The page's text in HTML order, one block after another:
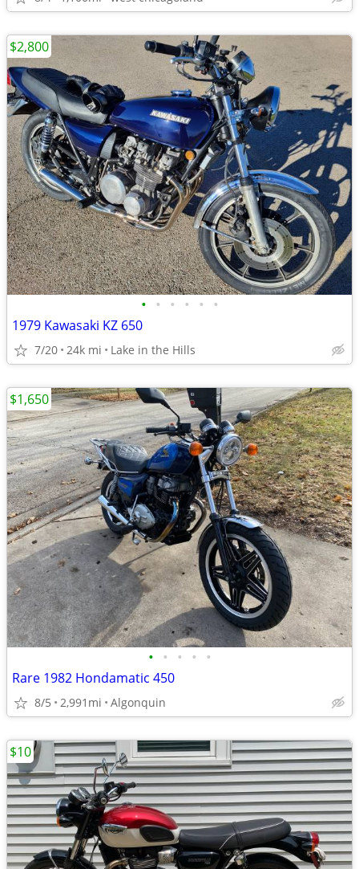
• • • • • •
1979 Kawasaki KZ 650
7/20 24k mi Lake in the Hills
$2,800
• • • • •
Rare 1982 Hondamatic 450
8/5 2,991mi Algonquin
$1,650
$10